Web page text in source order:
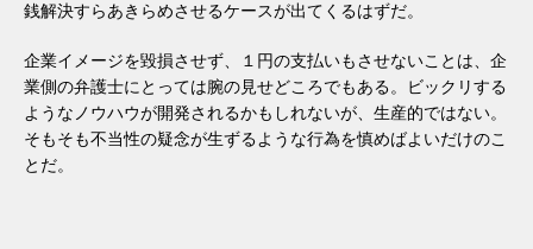
銭解決すらあきらめさせるケースが出てくるはずだ。
企業イメージを毀損させず、１円の支払いもさせないことは、企
業側の弁護士にとっては腕の見せどころでもある。ビックリする
ようなノウハウが開発されるかもしれないが、生産的ではない。
そもそも不当性の疑念が生ずるような行為を慎めばよいだけのこ
とだ。